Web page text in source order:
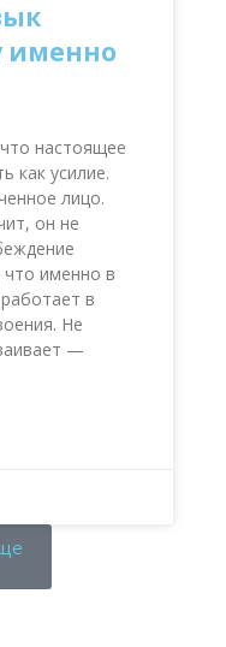
именно
настоящее
как усилие.
лицо.
он не
именно в
в
Не
—